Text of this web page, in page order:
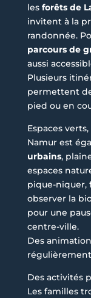
les forêts de
invitent à la
randonnée.
parcours de
aussi
Plusieurs
permettent
pied ou en
Espaces
Namur est
urbains,
espaces
pique-niquer,
observer la
pour une
centre-ville.
Des
Des activités
Les familles